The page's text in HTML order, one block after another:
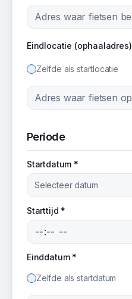
Eindlocatie (ophaaladres)
Zelfde als startlocatie
Periode
Startdatum *
Selecteer datum
Starttijd *
Einddatum *
Zelfde als startdatum